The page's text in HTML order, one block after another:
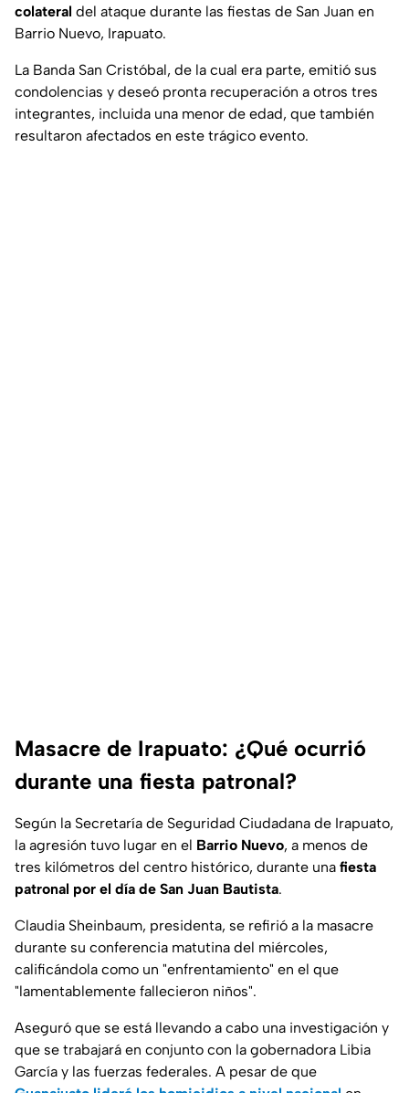
colateral del ataque durante las fiestas de San Juan en
Barrio Nuevo, Irapuato.
La Banda San Cristóbal, de la cual era parte, emitió sus
condolencias y deseó pronta recuperación a otros tres
integrantes, incluida una menor de edad, que también
resultaron afectados en este trágico evento.
Masacre de Irapuato: ¿Qué ocurrió
durante una fiesta patronal?
Según la Secretaría de Seguridad Ciudadana de Irapuato,
la agresión tuvo lugar en el Barrio Nuevo, a menos de
tres kilómetros del centro histórico, durante una fiesta
patronal por el día de San Juan Bautista.
Claudia Sheinbaum, presidenta, se refirió a la masacre
durante su conferencia matutina del miércoles,
calificándola como un "enfrentamiento" en el que
"lamentablemente fallecieron niños".
Aseguró que se está llevando a cabo una investigación y
que se trabajará en conjunto con la gobernadora Libia
García y las fuerzas federales. A pesar de que